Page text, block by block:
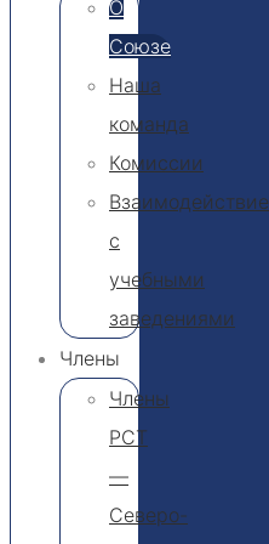
О
Союзе
Наша
команда
Комиссии
Взаимодействие
с
учебными
заведениями
Члены
Члены
РСТ
—
Северо-